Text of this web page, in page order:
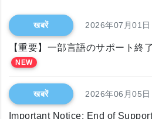
खबरें 2026年07月01日
【重要】一部言語のサポート終
NEW
खबरें 2026年06月05日
Important Notice: End of